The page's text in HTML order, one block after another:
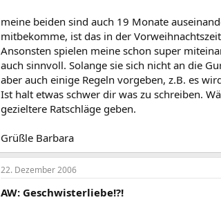
meine beiden sind auch 19 Monate
mitbekomme, ist das in der
Ansonsten spielen meine schon super
auch sinnvoll. Solange sie sich nicht an die
aber auch einige Regeln vorgeben, z.B. es
Ist halt etwas schwer dir was zu schreiben.
gezieltere Ratschläge geben.
Grüßle Barbara
22. Dezember 2006
AW: Geschwisterliebe!?!